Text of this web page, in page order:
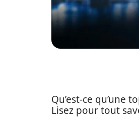
Qu’est-ce qu’une
Lisez pour tout